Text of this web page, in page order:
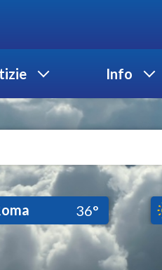
Info
36°